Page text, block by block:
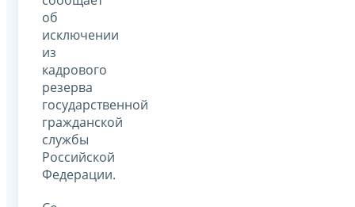
об
исключении
из
кадрового
резерва
государственной
гражданской
службы
Российской
Федерации.